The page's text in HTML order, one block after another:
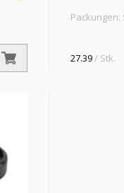
Packungen:
27.39/ Stk.